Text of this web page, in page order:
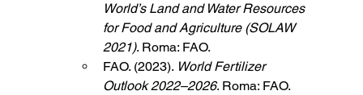
World’s Land and Water Resources
for Food and Agriculture (SOLAW
2021). Roma: FAO.
FAO. (2023). World Fertilizer
Outlook 2022–2026. Roma: FAO.